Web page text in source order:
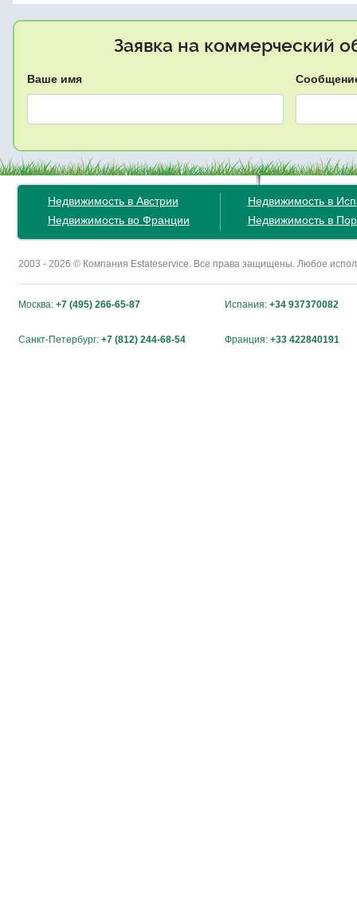
Заявка на коммерческий
Ваше имя
Недвижимость в Австрии
Недвижимость во Франции
Недвижимость в
Недвижимость в
2003 - 2026 © Компания Estateservice. Все права защищены. Любое
Москва: +7 (495) 266-65-87 Испания: +34 937370082
Санкт-Петербург: +7 (812) 244-68-54 Франция: +33 422840191